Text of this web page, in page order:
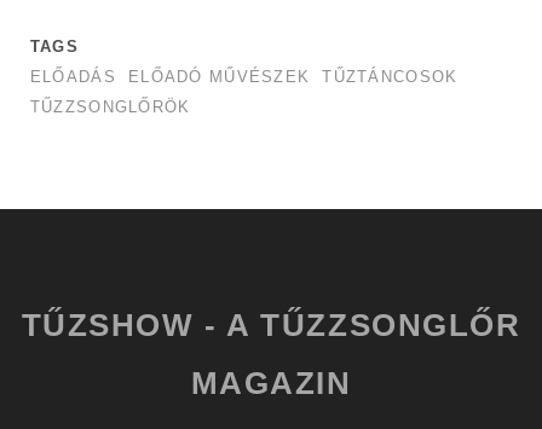
TAGS
ELŐADÁS
ELŐADÓ MŰVÉSZEK
TŰZTÁNCOSOK
TŰZZSONGLŐRÖK
TŰZSHOW - A TŰZZSONGLŐR
MAGAZIN